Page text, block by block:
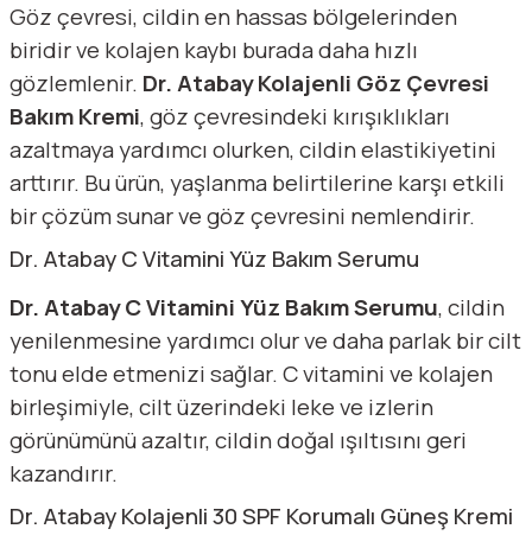
Göz çevresi, cildin en hassas bölgelerinden
biridir ve kolajen kaybı burada daha hızlı
gözlemlenir. Dr. Atabay Kolajenli Göz Çevresi
Bakım Kremi, göz çevresindeki kırışıklıkları
azaltmaya yardımcı olurken, cildin elastikiyetini
arttırır. Bu ürün, yaşlanma belirtilerine karşı etkili
bir çözüm sunar ve göz çevresini nemlendirir.
Dr. Atabay C Vitamini Yüz Bakım Serumu
Dr. Atabay C Vitamini Yüz Bakım Serumu, cildin
yenilenmesine yardımcı olur ve daha parlak bir cilt
tonu elde etmenizi sağlar. C vitamini ve kolajen
birleşimiyle, cilt üzerindeki leke ve izlerin
görünümünü azaltır, cildin doğal ışıltısını geri
kazandırır.
Dr. Atabay Kolajenli 30 SPF Korumalı Güneş Kremi